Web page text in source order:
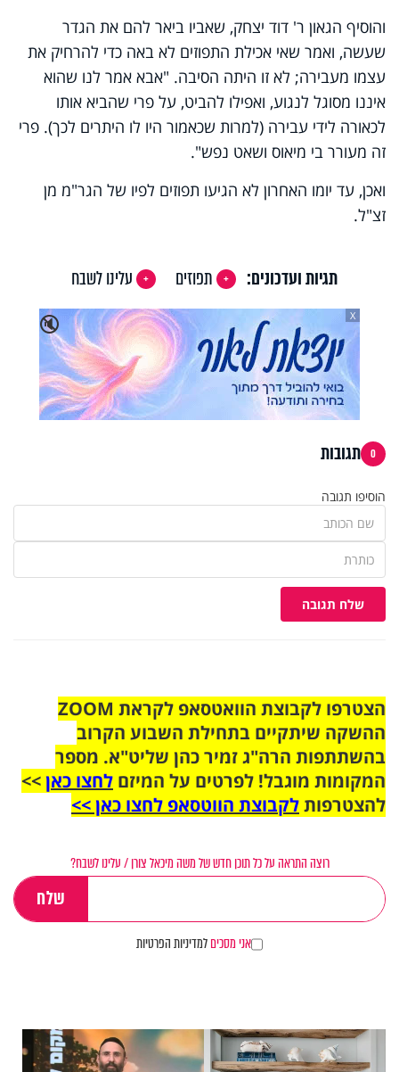
והוסיף הגאון ר' דוד יצחק, שאביו ביאר להם את הגדר
שעשה, ואמר שאי אכילת התפוזים לא באה כדי להרחיק את
עצמו מעבירה; לא זו היתה הסיבה. "אבא אמר לנו שהוא
איננו מסוגל לנגוע, ואפילו להביט, על פרי שהביא אותו
לכאורה לידי עבירה (למרות שכאמור היו לו היתרים לכך). פרי
זה מעורר בי מיאוס ושאט נפש".
ואכן, עד יומו האחרון לא הגיעו תפוזים לפיו של הגר"מ מן
זצ"ל.
תגיות ועדכונים: תפוזים
עלינו לשבח
🔇
X
0 תגובות
הוסיפו תגובה
שלח תגובה
הצטרפו לקבוצת הוואטסאפ לקראת ZOOM
ההשקה שיתקיים בתחילת השבוע הקרוב
בהשתתפות הרה"ג זמיר כהן שליט"א. מספר
המקומות מוגבל! לפרטים על המיזם לחצו כאן>>
להצטרפותלקבוצת הווטסאפ לחצו כאן >>
רוצה התראה על כל תוכן חדש של משה מיכאל צורן / עלינו לשבח?
אני מסכיםלמדיניות הפרטיות